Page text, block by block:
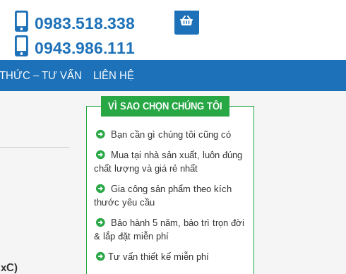
0983.518.338
0943.986.111
– TƯ VẤN LIÊN HỆ
VÌ SAO CHỌN CHÚNG TÔI
Bạn cần gì chúng tôi cũng có
Mua tại nhà sản xuất, luôn đúng
chất lượng và giá rẻ nhất
Gia công sản phẩm theo kích
thước yêu cầu
Bảo hành 5 năm, bảo trì trọn đời
& lắp đặt miễn phí
Tư vấn thiết kế miễn phí